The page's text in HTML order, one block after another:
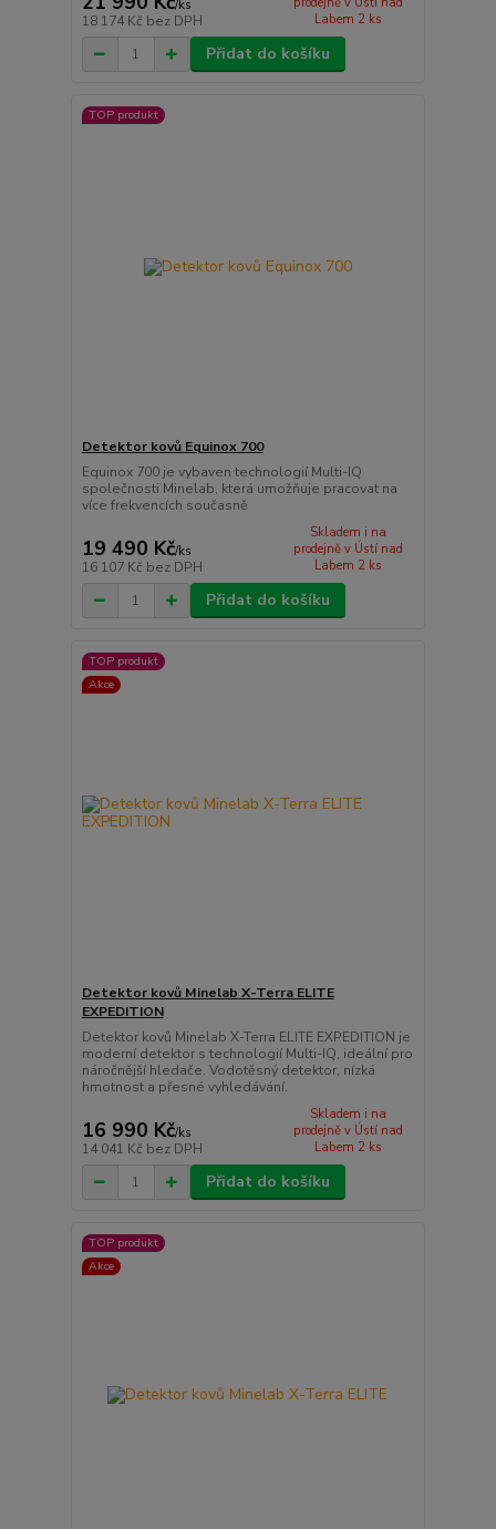
/ks
18 174 Kč bez DPH
Labem 2 ks
Přidat do košíku
TOP produkt
Detektor kovů Equinox 700
Equinox 700 je vybaven technologií Multi-IQ
společnosti Minelab, která umožňuje pracovat na
více frekvencích současně
19 490 Kč/ks
16 107 Kč bez DPH
Skladem i na
prodejně v Ústí nad
Labem 2 ks
Přidat do košíku
TOP produkt
Akce
Detektor kovů Minelab X-Terra ELITE
EXPEDITION
Detektor kovů Minelab X-Terra ELITE EXPEDITION je
moderní detektor s technologií Multi-IQ, ideální pro
náročnější hledače. Vodotěsný detektor, nízká
hmotnost a přesné vyhledávání.
16 990 Kč/ks
14 041 Kč bez DPH
Skladem i na
prodejně v Ústí nad
Labem 2 ks
Přidat do košíku
TOP produkt
Akce